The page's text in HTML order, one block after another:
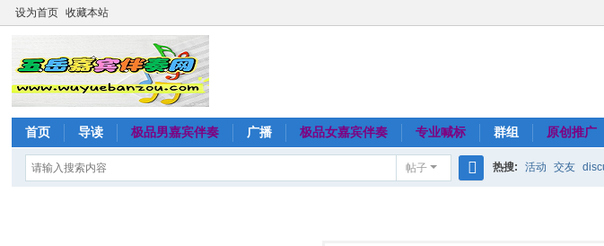
设为首页 收藏本站
首页 导读 极品男嘉宾伴奏 广播 极品女嘉宾伴奏 专业喊标 群组 原创推广
帖子 热搜: 活动 交友